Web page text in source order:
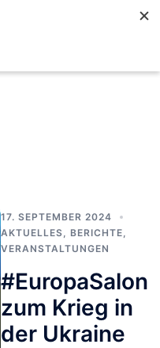
17. SEPTEMBER 2024
AKTUELLES
BERICHTE
VERANSTALTUNGEN
#EuropaSalon
zum Krieg in
der Ukraine